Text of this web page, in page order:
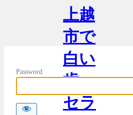
上越
市で
白い
歯・
セラ
Password